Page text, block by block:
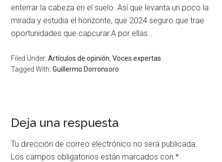
enterrar la cabeza en el suelo. Así que levanta un poco la
mirada y estudia el horizonte, que 2024 seguro que trae
oportunidades que capcurar.A por ellas…
Filed Under:Artículos de opinión ,Voces expertas
Tagged With:Guillermo Dorronsoro
Deja una respuesta
Tu dirección de correo electrónico no será publicada.
Los campos obligatorios están marcados con*